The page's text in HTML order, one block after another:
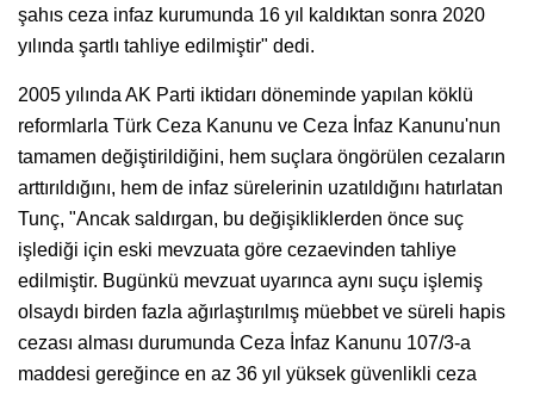
şahıs ceza infaz kurumunda 16 yıl kaldıktan sonra 2020
yılında şartlı tahliye edilmiştir" dedi.
2005 yılında AK Parti iktidarı döneminde yapılan köklü
reformlarla Türk Ceza Kanunu ve Ceza İnfaz Kanunu'nun
tamamen değiştirildiğini, hem suçlara öngörülen cezaların
arttırıldığını, hem de infaz sürelerinin uzatıldığını hatırlatan
Tunç, "Ancak saldırgan, bu değişikliklerden önce suç
işlediği için eski mevzuata göre cezaevinden tahliye
edilmiştir. Bugünkü mevzuat uyarınca aynı suçu işlemiş
olsaydı birden fazla ağırlaştırılmış müebbet ve süreli hapis
cezası alması durumunda Ceza İnfaz Kanunu 107/3-a
maddesi gereğince en az 36 yıl yüksek güvenlikli ceza